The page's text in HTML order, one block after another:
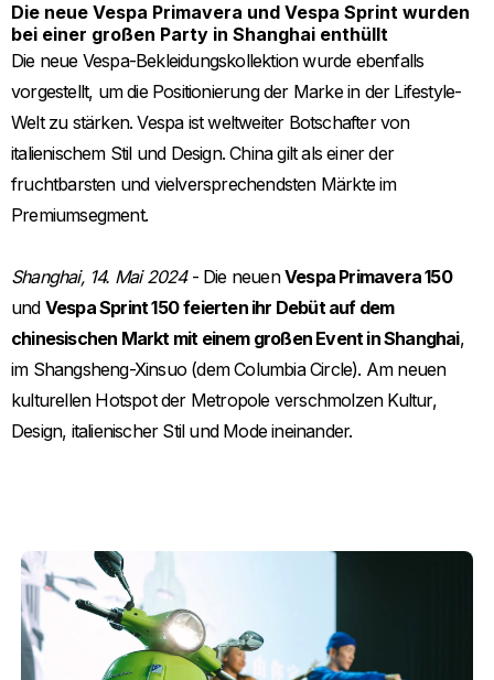
Die neue Vespa Primavera und Vespa Sprint wurden
bei einer großen Party in Shanghai enthüllt
Die neue Vespa-Bekleidungskollektion wurde ebenfalls
vorgestellt, um die Positionierung der Marke in der Lifestyle-
Welt zu stärken. Vespa ist weltweiter Botschafter von
italienischem Stil und Design. China gilt als einer der
fruchtbarsten und vielversprechendsten Märkte im
Premiumsegment.
Shanghai, 14. Mai 2024- Die neuenVespa Primavera 150
und Vespa Sprint 150 feierten ihr Debüt auf dem
chinesischen Markt mit einem großen Event in Shanghai,
im Shangsheng-Xinsuo (dem Columbia Circle). Am neuen
kulturellen Hotspot der Metropole verschmolzen Kultur,
Design, italienischer Stil und Mode ineinander.